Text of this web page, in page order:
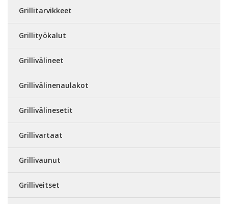
Grillitarvikkeet
Grillityökalut
Grillivälineet
Grillivälinenaulakot
Grillivälinesetit
Grillivartaat
Grillivaunut
Grilliveitset